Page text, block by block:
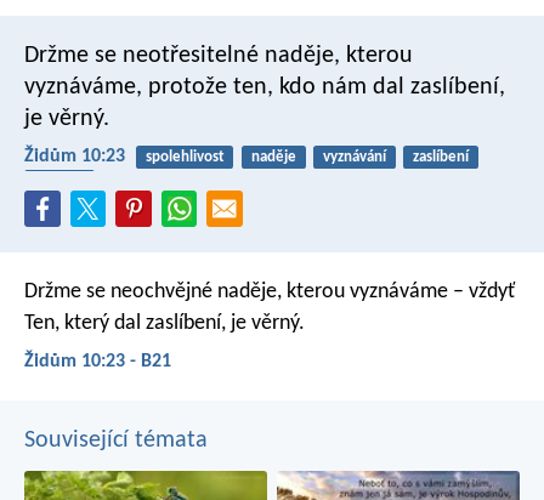
Držme se neotřesitelné naděje, kterou
vyznáváme, protože ten, kdo nám dal zaslíbení,
je věrný.
Židům 10:23 spolehlivost naděje vyznávání
zaslíbení
Držme se neochvějné naděje, kterou vyznáváme – vždyť
Ten, který dal zaslíbení, je věrný.
Židům 10:23 - B21
Související témata